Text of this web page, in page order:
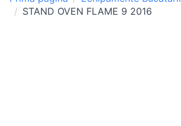
STAND OVEN FLAME 9 2016